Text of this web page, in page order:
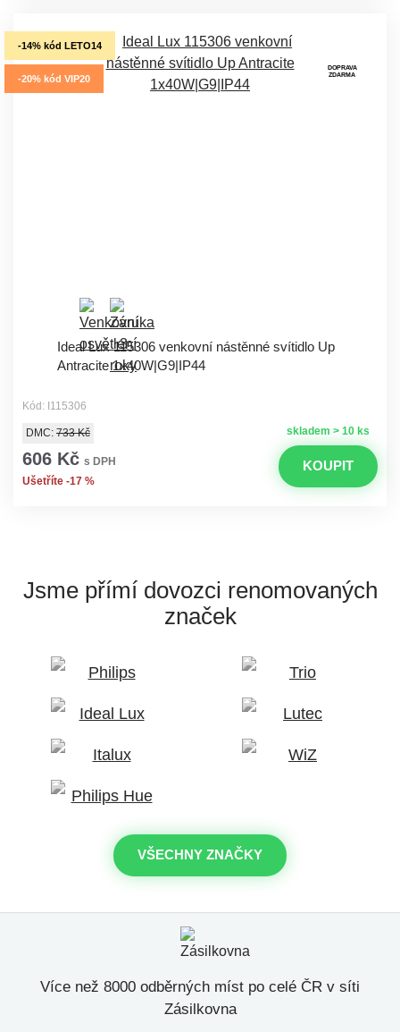
-14% kód LETO14
-20% kód VIP20
DOPRAVA
ZDARMA
Ideal Lux 115306 venkovní nástěnné svítidlo Up
Antracite 1x40W|G9|IP44
Kód: I115306
skladem > 10 ks
DMC: 733 Kč
606 Kč s DPH
Ušetříte -17 %
KOUPIT
Jsme přímí dovozci renomovaných
značek
VŠECHNY ZNAČKY
Více než 8000 odběrných míst po celé ČR v síti
Zásilkovna